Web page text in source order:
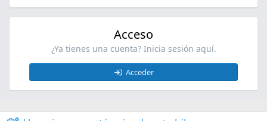
Acceso
¿Ya tienes una cuenta? Inicia sesión aquí.
Acceder